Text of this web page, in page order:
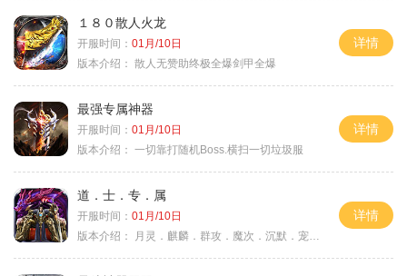
１８０散人火龙
开服时间： 01月/10日
版本介绍： 散人无赞助终极全爆剑甲全爆
详情
最强专属神器
开服时间： 01月/10日
版本介绍： 一切靠打随机Boss.横扫一切垃圾服
详情
道．士．专．属
开服时间： 01月/10日
版本介绍：
月灵．麒麟．群攻．魔次．沉默．宠物．暗黑
详情